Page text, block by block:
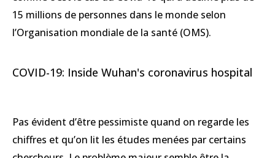
15 millions de personnes dans le monde selon
l’Organisation mondiale de la santé (OMS).
COVID-19: Inside Wuhan's coronavirus hospital
Pas évident d’être pessimiste quand on regarde les
chiffres et qu’on lit les études menées par certains